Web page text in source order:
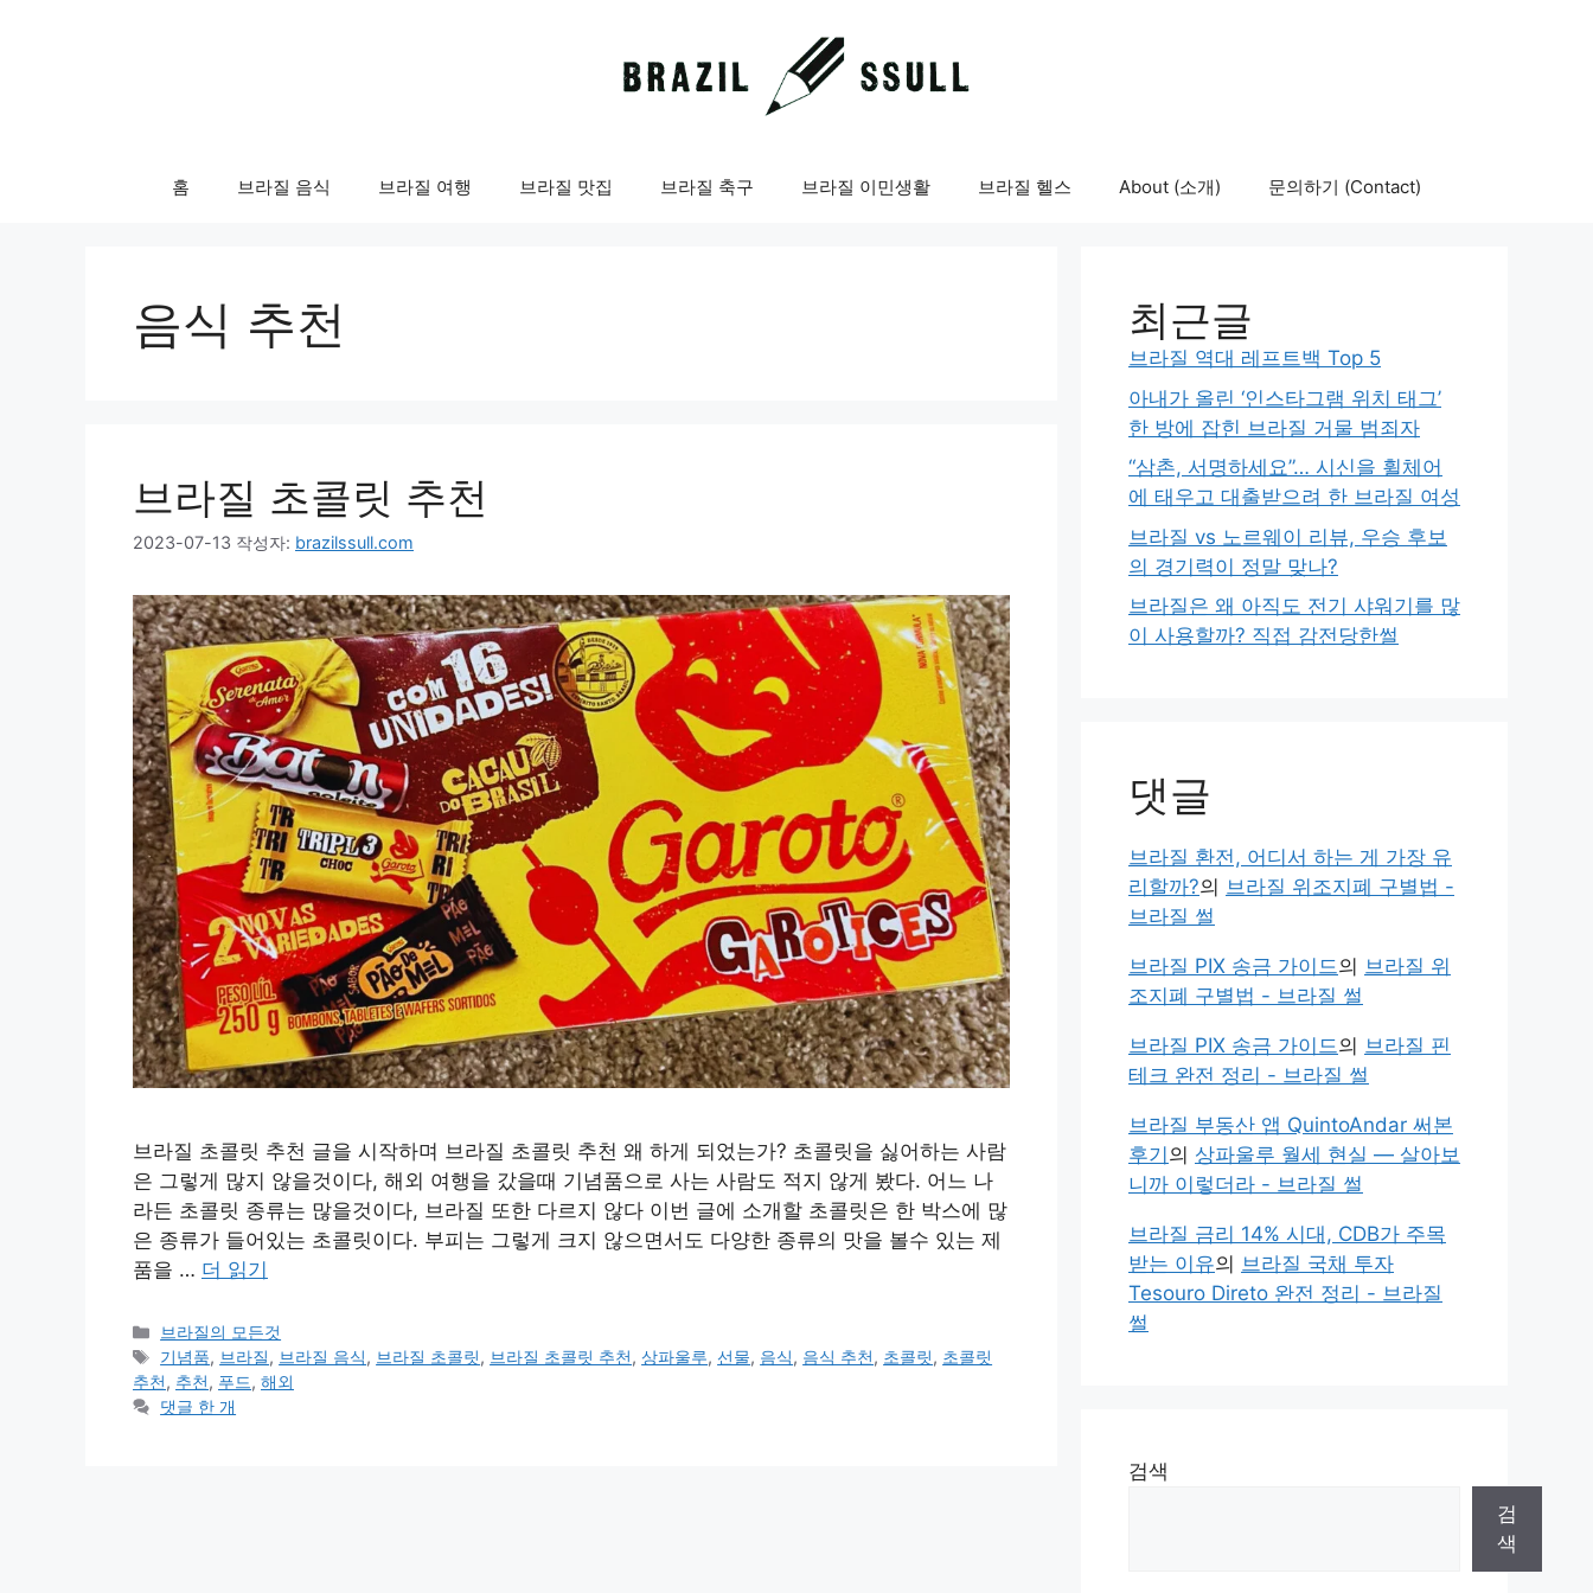
홈 브라질 음식 브라질 여행 브라질 맛집 브라질 축구 브라질 이민생활 브라질 헬스 About (소개) 문의하기 (Contact)
음식 추천
브라질 초콜릿 추천
2023-07-13 작성자: brazilssull.com
브라질 초콜릿 추천 글을 시작하며 브라질 초콜릿 추천 왜 하게 되었는가? 초콜릿을 싫어하는 사람
은 그렇게 많지 않을것이다, 해외 여행을 갔을때 기념품으로 사는 사람도 적지 않게 봤다. 어느 나
라든 초콜릿 종류는 많을것이다, 브라질 또한 다르지 않다 이번 글에 소개할 초콜릿은 한 박스에 많
은 종류가 들어있는 초콜릿이다. 부피는 그렇게 크지 않으면서도 다양한 종류의 맛을 볼수 있는 제
품을 … 더 읽기
카
테
고
리
브라질의 모든것
태
그
기념품, 브라질, 브라질 음식, 브라질 초콜릿, 브라질 초콜릿 추천,상파울루,선물, 음식, 음식 추천, 초콜릿, 초콜릿
추천, 추천, 푸드, 해외
댓글 한 개
최근글
브라질 역대 레프트백 Top 5
아내가 올린 ‘인스타그램 위치 태그’
한 방에 잡힌 브라질 거물 범죄자
“삼촌, 서명하세요”… 시신을 휠체어
에 태우고 대출받으려 한 브라질 여성
브라질 vs 노르웨이 리뷰, 우승 후보
의 경기력이 정말 맞나?
브라질은 왜 아직도 전기 샤워기를 많
이 사용할까? 직접 감전당한썰
댓글
브라질 환전, 어디서 하는 게 가장 유
리할까?의 브라질 위조지폐 구별법 -
브라질 썰
브라질 PIX 송금 가이드의 브라질 위
조지폐 구별법 - 브라질 썰
브라질 PIX 송금 가이드의 브라질 핀
테크 완전 정리 - 브라질 썰
브라질 부동산 앱 QuintoAndar 써본
후기 의 상파울루 월세 현실 — 살아보
니까 이렇더라 - 브라질 썰
브라질 금리 14% 시대, CDB가 주목
받는 이유의 브라질 국채 투자
Tesouro Direto 완전 정리 - 브라질
썰
검색
검
색